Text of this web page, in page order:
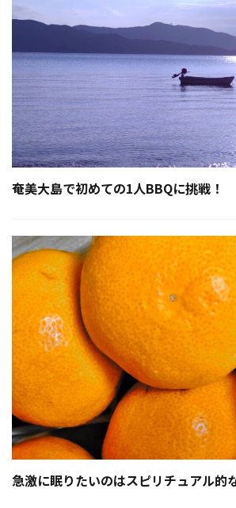
奄美大島で初めての1人BBQに挑戦！
急激に眠りたいのはスピリチュアル的